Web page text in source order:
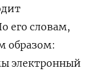
его словам,
образом:
электронный